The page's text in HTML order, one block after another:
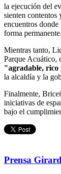
la ejecución del
sienten contentos
encuentros donde
forma permanente.
Mientras tanto,
Parque Acuático,
"agradable, rico
la alcaldía y la
Finalmente,
iniciativas de
bajo el
Prensa